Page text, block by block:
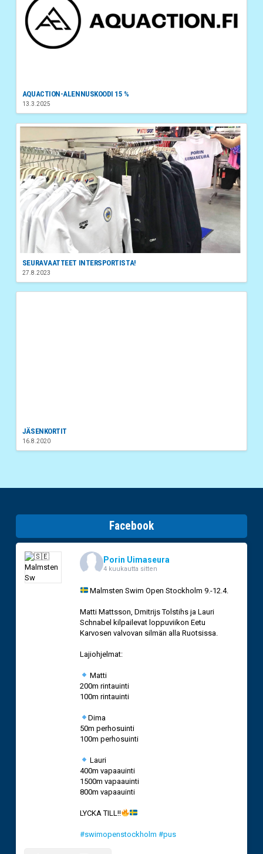
AQUACTION-ALENNUSKOODI 15 %
13.3.2025
SEURAVAATTEET INTERSPORTISTA!
27.8.2023
JÄSENKORTIT
16.8.2020
Facebook
Porin Uimaseura
4 kuukautta sitten
Malmsten Swim Open Stockholm 9.-12.4.
Matti Mattsson, Dmitrijs Tolstihs ja Lauri
Schnabel kilpailevat loppuviikon Eetu
Karvosen valvovan silmän alla Ruotsissa.
Lajiohjelmat:
Matti
200m rintauinti
100m rintauinti
Dima
50m perhosuinti
100m perhosuinti
Lauri
400m vapaauinti
1500m vapaauinti
800m vapaauinti
LYCKA TILL!!
#swimopenstockholm #pus